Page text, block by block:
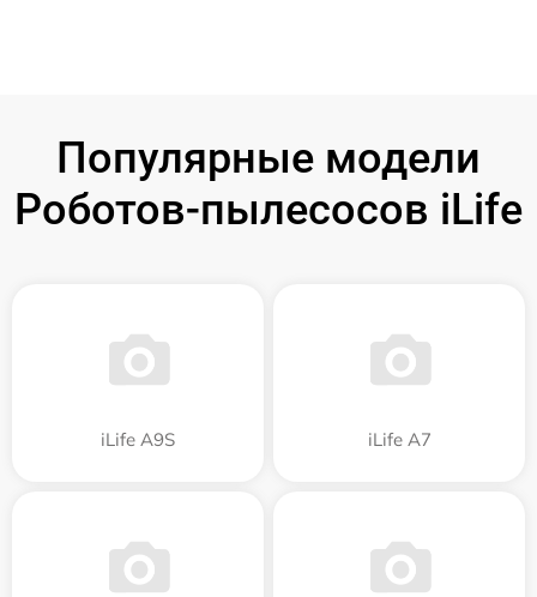
Популярные модели
Роботов-пылесосов iLife
iLife A9S iLife A7